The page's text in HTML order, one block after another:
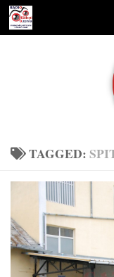
Skip to content
TAGGED: